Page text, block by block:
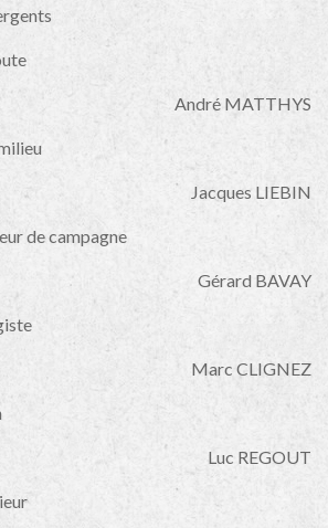
André MATTHYS
Jacques LIEBIN
de campagne
Gérard BAVAY
Marc CLIGNEZ
Luc REGOUT